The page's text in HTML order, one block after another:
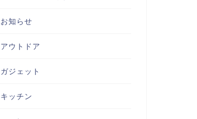
お知らせ
アウトドア
ガジェット
キッチン